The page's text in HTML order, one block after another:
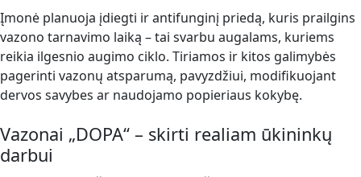
Įmonė planuoja įdiegti ir antifunginį priedą, kuris prailgins
vazono tarnavimo laiką – tai svarbu augalams, kuriems
reikia ilgesnio augimo ciklo. Tiriamos ir kitos galimybės
pagerinti vazonų atsparumą, pavyzdžiui, modifikuojant
dervos savybes ar naudojamo popieriaus kokybę.
Vazonai „DOPA“ – skirti realiam ūkininkų
darbui